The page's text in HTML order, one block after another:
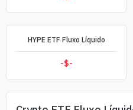
HYPE ETF Fluxo Líquido
-$-